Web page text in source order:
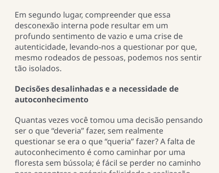
Em segundo lugar, compreender que essa
desconexão interna pode resultar em um
profundo sentimento de vazio e uma crise de
autenticidade, levando-nos a questionar por que,
mesmo rodeados de pessoas, podemos nos sentir
tão isolados.
Decisões desalinhadas e a necessidade de
autoconhecimento
Quantas vezes você tomou uma decisão pensando
ser o que “deveria” fazer, sem realmente
questionar se era o que “queria” fazer? A falta de
autoconhecimento é como caminhar por uma
floresta sem bússola; é fácil se perder no caminho